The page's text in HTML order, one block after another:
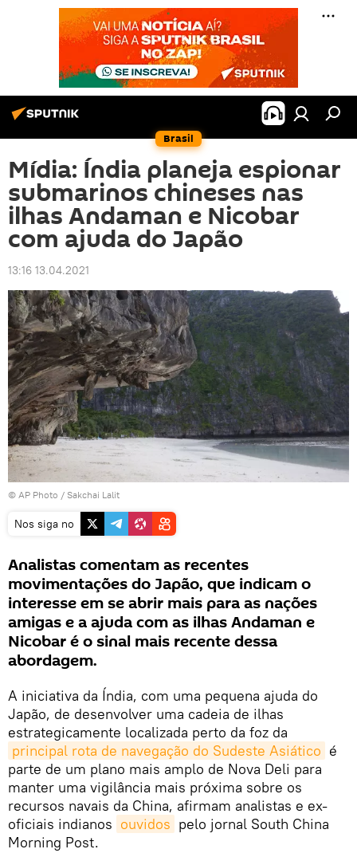
Brasil
Mídia: Índia planeja espionar
submarinos chineses nas
ilhas Andaman e Nicobar
com ajuda do Japão
13:16 13.04.2021
© AP Photo / Sakchai Lalit
Nos siga no
Analistas comentam as recentes
movimentações do Japão, que indicam o
interesse em se abrir mais para as nações
amigas e a ajuda com as ilhas Andaman e
Nicobar é o sinal mais recente dessa
abordagem.
A iniciativa da Índia, com uma pequena ajuda do
Japão, de desenvolver uma cadeia de ilhas
estrategicamente localizada perto da foz da
principal rota de navegação do Sudeste Asiático é
parte de um plano mais amplo de Nova Deli para
manter uma vigilância mais próxima sobre os
recursos navais da China, afirmam analistas e ex-
oficiais indianos ouvidos pelo jornal South China
Morning Post.